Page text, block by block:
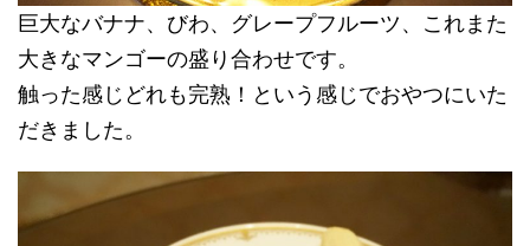
巨大なバナナ、びわ、グレープフルーツ、これまた
大きなマンゴーの盛り合わせです。
触った感じどれも完熟！という感じでおやつにいた
だきました。